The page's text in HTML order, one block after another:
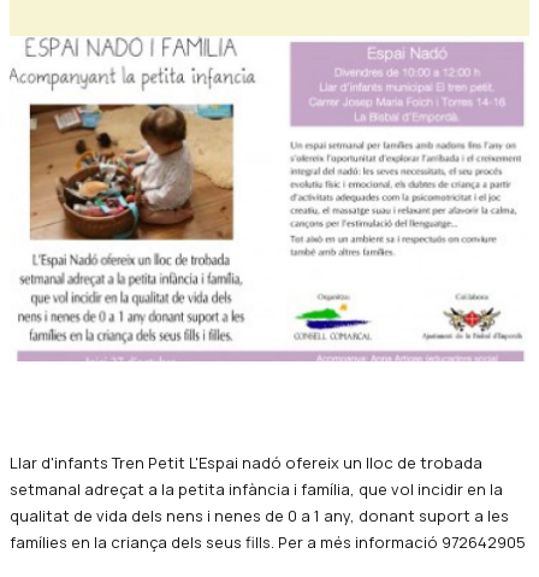
Llar d'infants Tren Petit L'Espai nadó ofereix un lloc de trobada
setmanal adreçat a la petita infància i família, que vol incidir en la
qualitat de vida dels nens i nenes de 0 a 1 any, donant suport a les
famílies en la criança dels seus fills. Per a més informació 972642905